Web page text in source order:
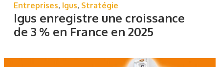
Entreprises, Igus, Stratégie
Igus enregistre une croissance
de 3 % en France en 2025